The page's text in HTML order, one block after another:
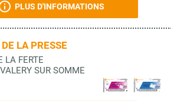
PLUS D'INFORMATIONS
LA PRESSE
LA FERTE
SUR SOMME